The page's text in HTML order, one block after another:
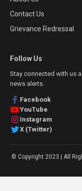
Contact Us
Grievance Redressal
Follow Us
Stay connected with us
news alerts.
Facebook
YouTube
Instagram
X (Twitter)
© Copyright 2023 | All